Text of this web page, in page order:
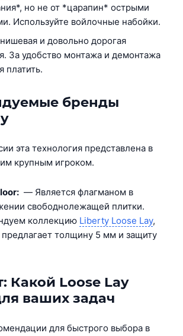
но не от *царапин* острыми
Используйте войлочные набойки.
и довольно дорогая
За удобство монтажа и демонтажа
платить.
бренды
эта технология представлена в
крупным игроком.
— Является флагманом в
свободнолежащей плитки.
коллекцию Liberty Loose Lay,
предлагает толщину 5 мм и защиту
Какой Loose Lay
ваших задач
для быстрого выбора в